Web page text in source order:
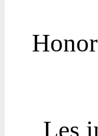
Les